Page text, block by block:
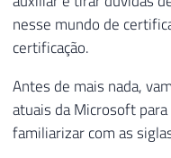
nesse mundo de
certificação.
Antes de mais nada,
atuais da Microsoft
familiarizar com as